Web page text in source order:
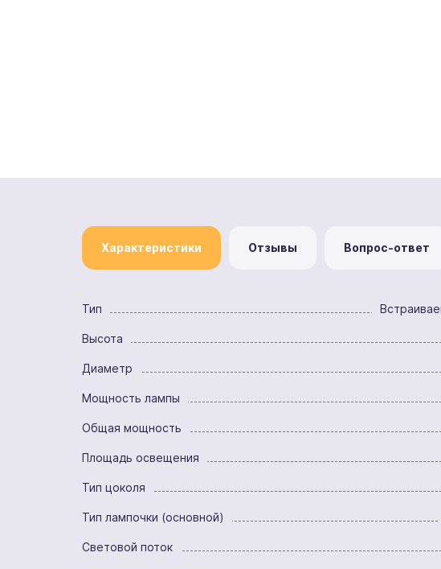
Характеристики Отзывы Вопрос-ответ
Тип
Высота
Диаметр
Мощность лампы
Общая мощность
Площадь освещения
Тип цоколя
Тип лампочки (основной)
Световой поток